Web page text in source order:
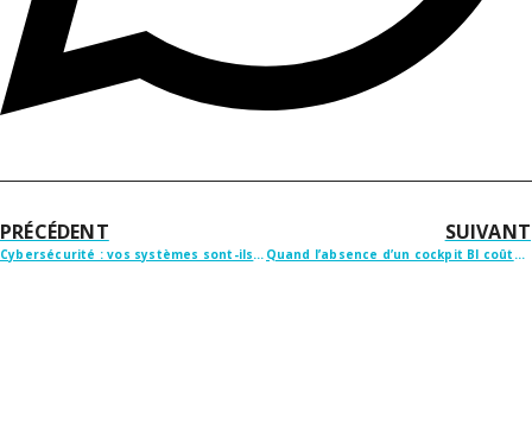
PRÉCÉDENT
Cybersécurité : vos systèmes sont-ils vraiment protégés ?
SUIVANT
Quand l’absence d’un cockpit BI coûte cher